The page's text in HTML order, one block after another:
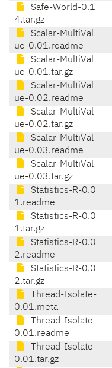
Safe-World-0.1
4.tar.gz
Scalar-MultiVal
ue-0.01.readme
Scalar-MultiVal
ue-0.01.tar.gz
Scalar-MultiVal
ue-0.02.readme
Scalar-MultiVal
ue-0.02.tar.gz
Scalar-MultiVal
ue-0.03.readme
Scalar-MultiVal
ue-0.03.tar.gz
Statistics-R-0.0
1.readme
Statistics-R-0.0
1.tar.gz
Statistics-R-0.0
2.readme
Statistics-R-0.0
2.tar.gz
Thread-Isolate-
0.01.meta
Thread-Isolate-
0.01.readme
Thread-Isolate-
0.01.tar.gz